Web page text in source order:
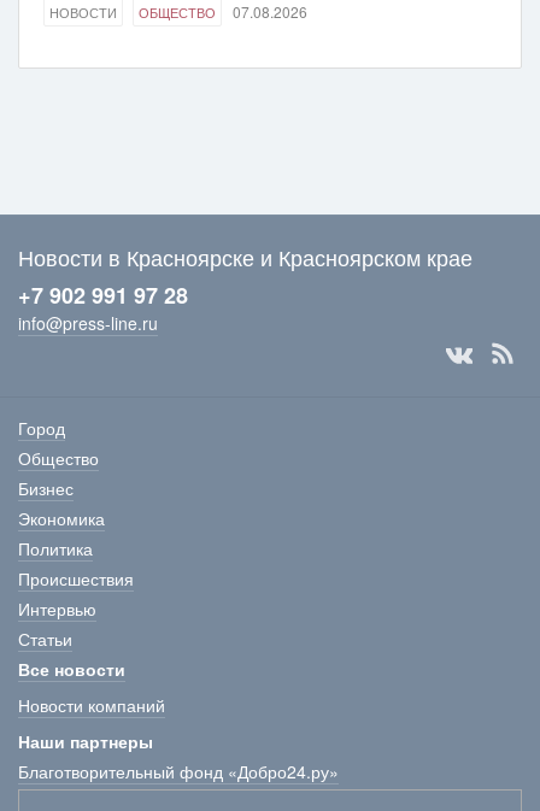
НОВОСТИ ОБЩЕСТВО 07.08.2026
Новости в Красноярске и Красноярском крае
+7 902 991 97 28
info@press-line.ru
Город
Общество
Бизнес
Экономика
Политика
Происшествия
Интервью
Статьи
Все новости
Новости компаний
Наши партнеры
Благотворительный фонд «Добро24.ру»